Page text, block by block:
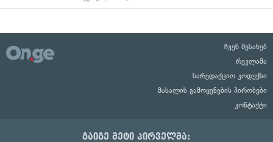
ჩვენ შესახებ
რეკლამა
სარედაქციო კოდექსი
მასალის გამოყენების პირობები
კონტაქტი
გაიგე მეტი პირველმა: